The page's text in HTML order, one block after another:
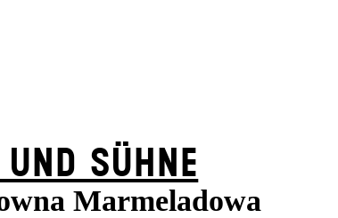
SÜHNE
Marmeladowa